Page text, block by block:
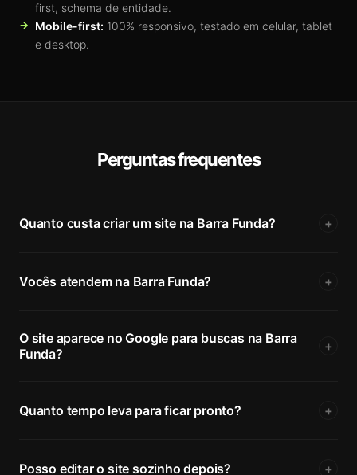
first, schema de entidade.
Mobile-first: 100% responsivo, testado em celular, tablet
e desktop.
Perguntas frequentes
Quanto custa criar um site na Barra Funda? +
Vocês atendem na Barra Funda? +
O site aparece no Google para buscas na Barra
Funda?
+
Quanto tempo leva para ficar pronto? +
Posso editar o site sozinho depois? +